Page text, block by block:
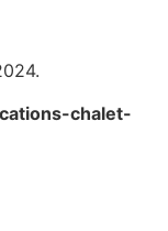
chalet-